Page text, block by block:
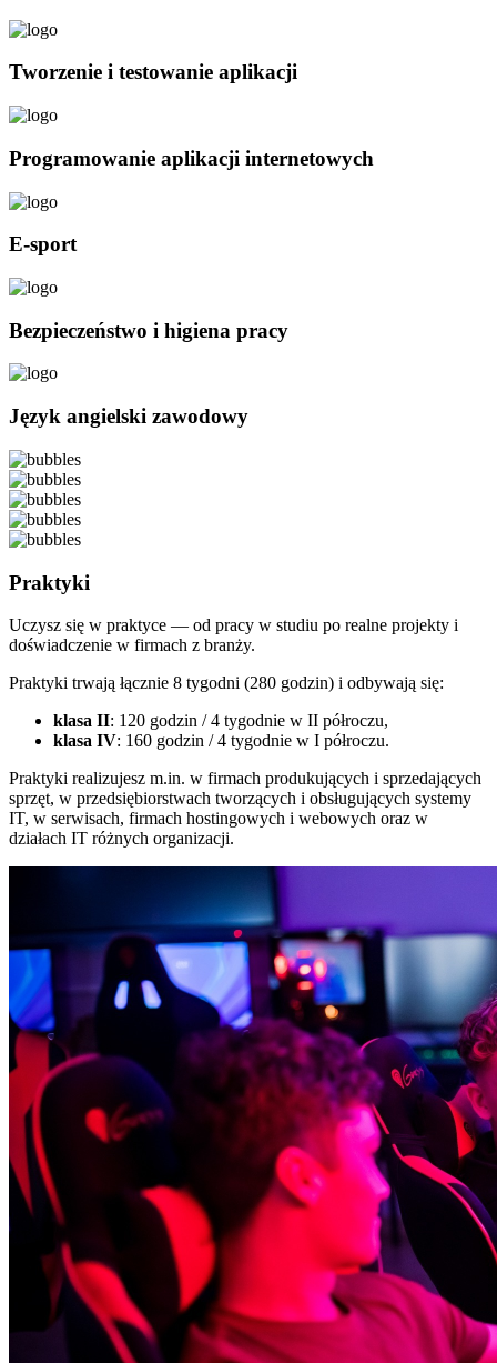
Tworzenie i testowanie aplikacji
Programowanie aplikacji internetowych
E-sport
Bezpieczeństwo i higiena pracy
Język angielski zawodowy
Praktyki
Uczysz się w praktyce — od pracy w studiu po realne projekty i
doświadczenie w firmach z branży.
Praktyki trwają łącznie 8 tygodni (280 godzin) i odbywają się:
klasa II: 120 godzin / 4 tygodnie w II półroczu,
klasa IV: 160 godzin / 4 tygodnie w I półroczu.
Praktyki realizujesz m.in. w firmach produkujących i sprzedających
sprzęt, w przedsiębiorstwach tworzących i obsługujących systemy
IT, w serwisach, firmach hostingowych i webowych oraz w
działach IT różnych organizacji.